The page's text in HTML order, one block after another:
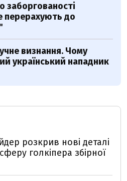
заборгованості
перерахують до
визнання. Чому
український нападник
розкрив нові деталі
голкіпера збірної